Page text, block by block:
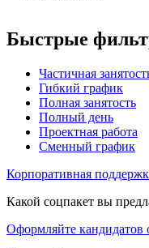
Быстрые
Частичная
Гибкий график
Полная занятость
Полный день
Проектная работа
Сменный график
Корпоративная
Какой соцпакет вы
Оформляйте кандидатов